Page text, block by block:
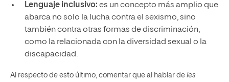
Lenguaje inclusivo: es un concepto más amplio que
abarca no solo la lucha contra el sexismo, sino
también contra otras formas de discriminación,
como la relacionada con la diversidad sexual o la
discapacidad.
Al respecto de esto último, comentar que al hablar de les